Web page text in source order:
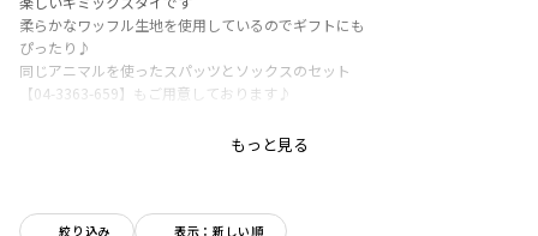
絞り込み 表示：新しい順
柔らかなワッフル生地を使用しているのでギフトにも
ぴったり♪
同じアニマルを使ったスパッツとソックスのセット
【04-3363-659】もご用意しております♪
もっと見る